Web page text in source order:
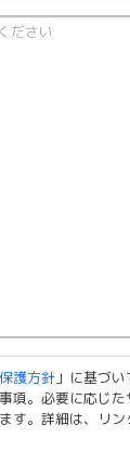
護方針」に基づい
項。必要に応じ
す。詳細は、リ